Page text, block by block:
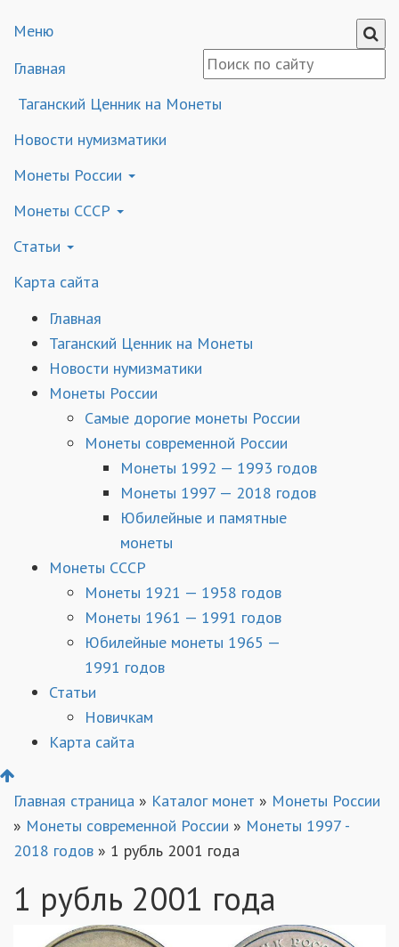
Меню
Главная
Таганский Ценник на Монеты
Новости нумизматики
Монеты России
Монеты СССР
Статьи
Карта сайта
Главная
Таганский Ценник на Монеты
Новости нумизматики
Монеты России
Самые дорогие монеты России
Монеты современной России
Монеты 1992 — 1993 годов
Монеты 1997 — 2018 годов
Юбилейные и памятные
монеты
Монеты СССР
Монеты 1921 — 1958 годов
Монеты 1961 — 1991 годов
Юбилейные монеты 1965 —
1991 годов
Статьи
Новичкам
Карта сайта
Главная страница » Каталог монет » Монеты России
» Монеты современной России » Монеты 1997 -
2018 годов » 1 рубль 2001 года
1 рубль 2001 года